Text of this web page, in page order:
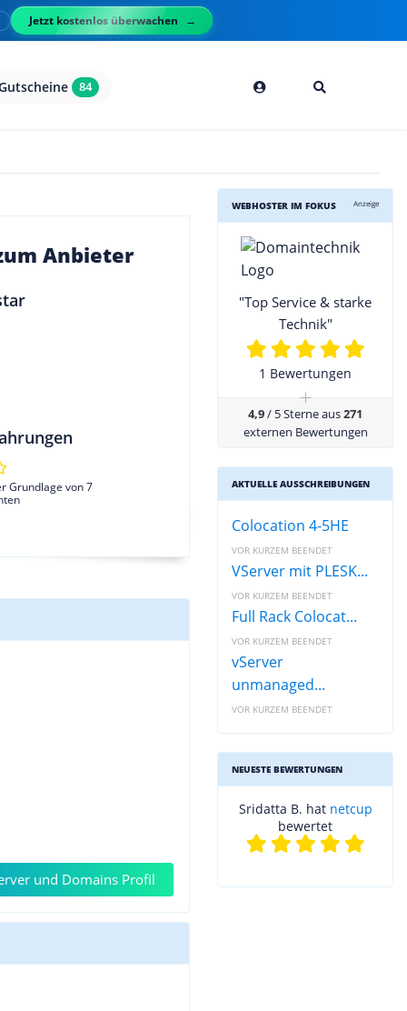
Jetzt kostenlos überwachen
84
Anbieter
Grundlage von 7
und Domains Profil
WEBHOSTER IM FOKUS Anzeige
"Top Service & starke
Technik"
1 Bewertungen
+
4,9/ 5 Sterne aus271
externen Bewertungen
AKTUELLE AUSSCHREIBUNGEN
Colocation 4-5HE
VOR KURZEM BEENDET
VServer mit PLESK...
VOR KURZEM BEENDET
Full Rack Colocat...
VOR KURZEM BEENDET
vServer
unmanaged...
VOR KURZEM BEENDET
NEUESTE BEWERTUNGEN
Sridatta B. hat netcup
bewertet